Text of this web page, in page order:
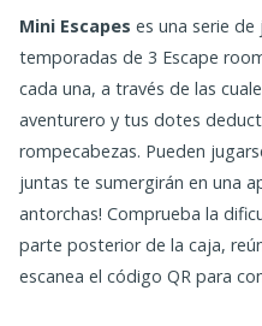
Mini Escapes es una serie
temporadas de 3 Escape
cada una, a través de las
aventurero y tus dotes
rompecabezas. Pueden
juntas te sumergirán en una
antorchas! Comprueba la
parte posterior de la caja,
escanea el código QR para